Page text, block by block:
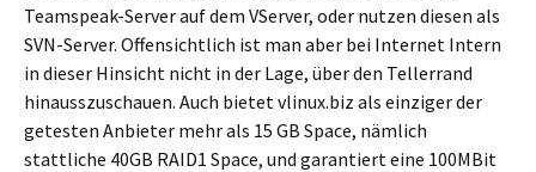
Teamspeak-Server auf dem VServer, oder nutzen diesen als
SVN-Server. Offensichtlich ist man aber bei Internet Intern
in dieser Hinsicht nicht in der Lage, über den Tellerrand
hinausszuschauen. Auch bietet vlinux.biz als einziger der
getesten Anbieter mehr als 15 GB Space, nämlich
stattliche 40GB RAID1 Space, und garantiert eine 100MBit